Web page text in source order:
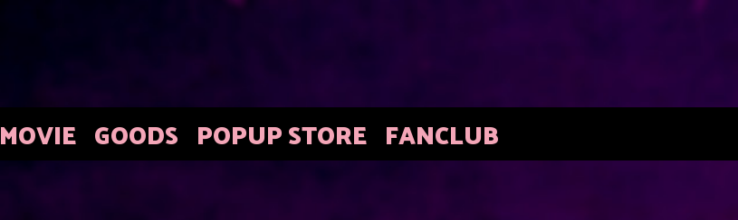
MOVIE GOODS POPUP STORE FANCLUB